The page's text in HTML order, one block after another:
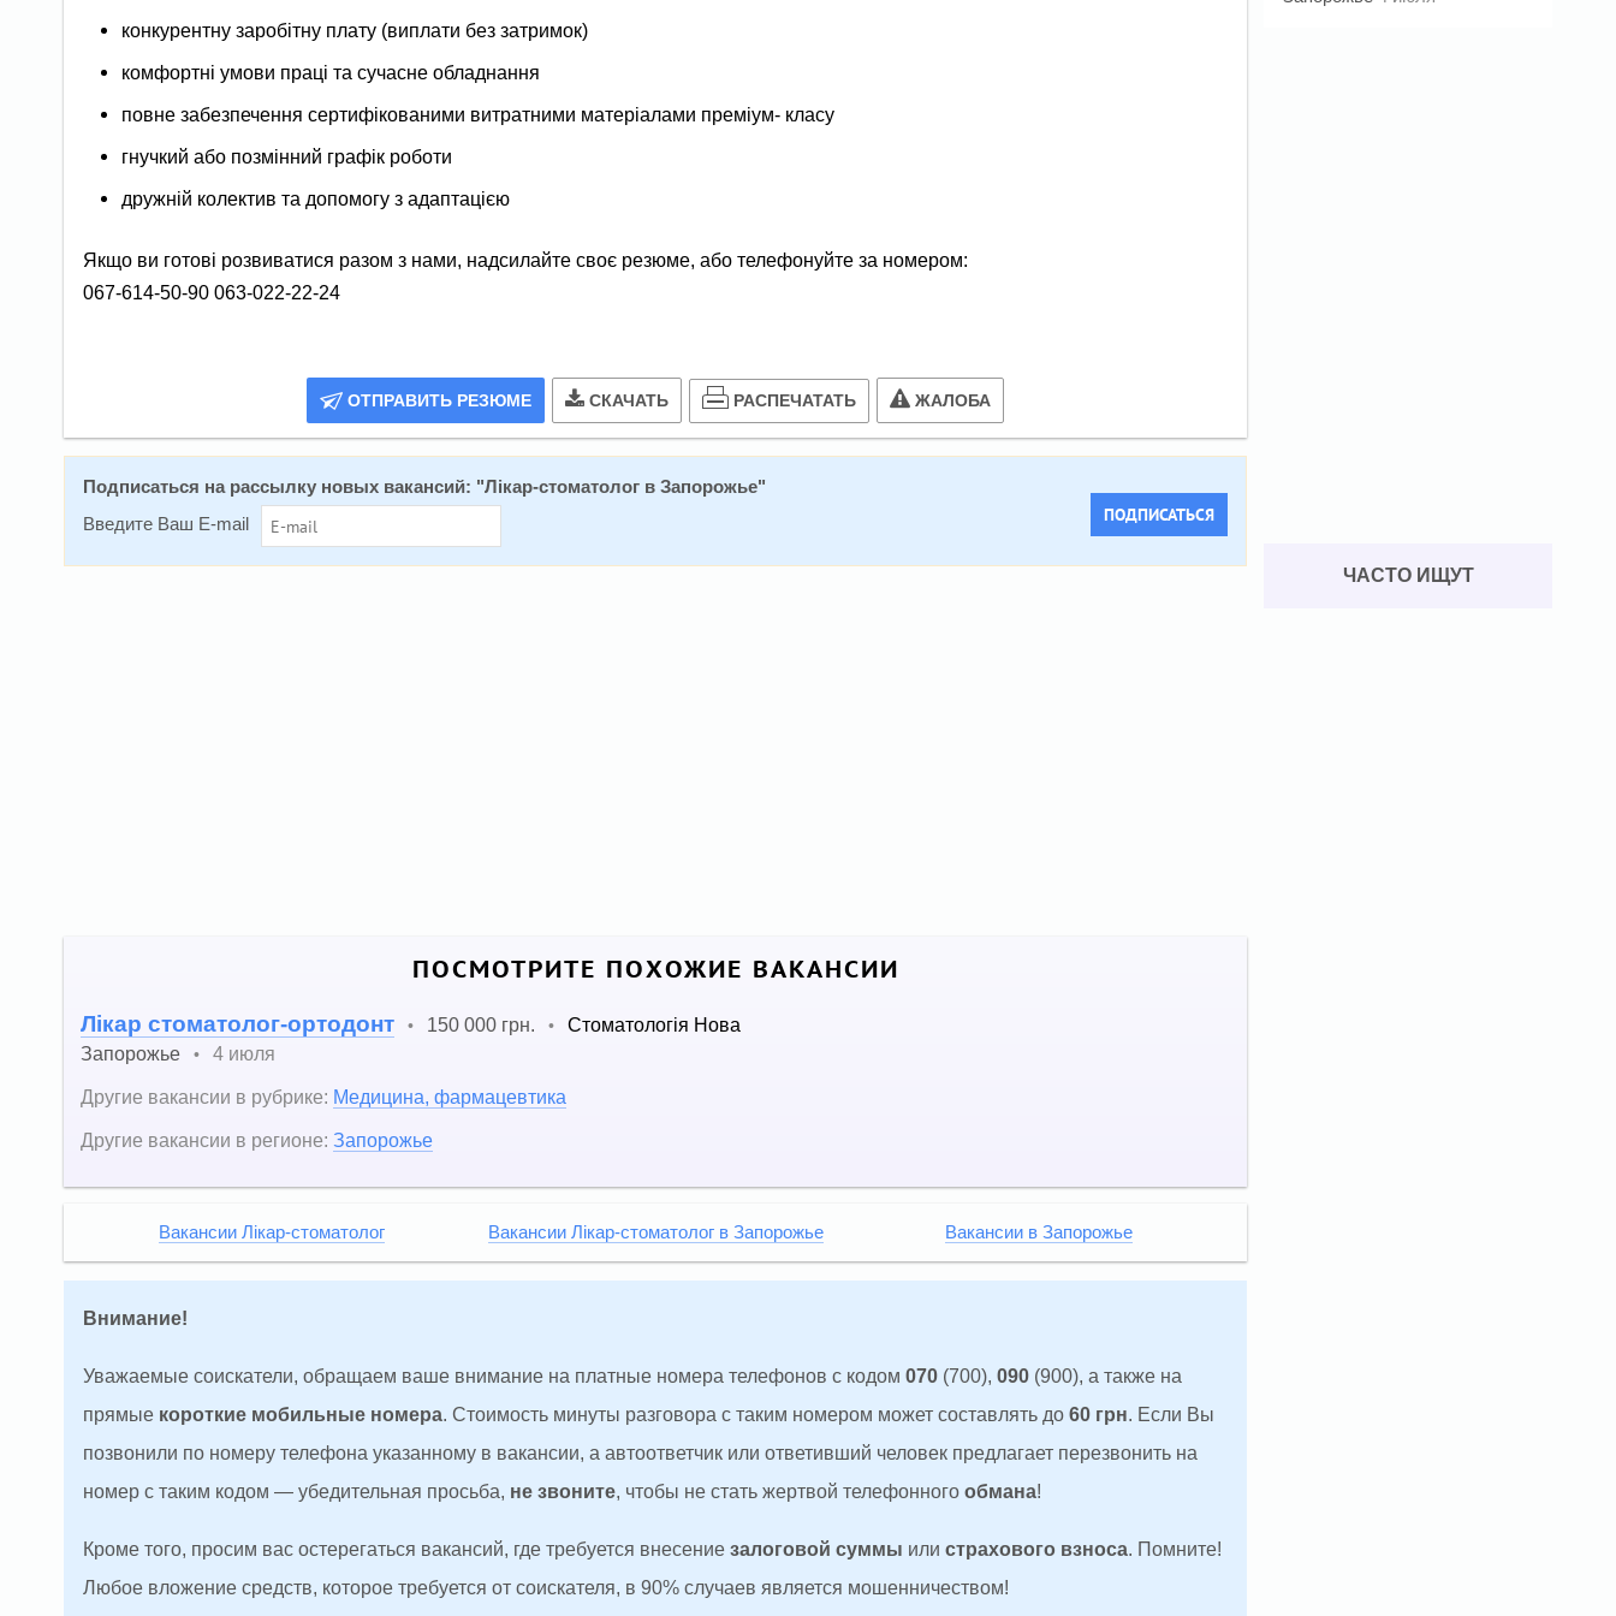
конкурентну заробітну плату (виплати без затримок)
комфортні умови праці та сучасне обладнання
повне забезпечення сертифікованими витратними матеріалами преміум- класу
гнучкий або позмінний графік роботи
дружній колектив та допомогу з адаптацією
Якщо ви готові розвиватися разом з нами, надсилайте своє резюме, або телефонуйте за номером:
067-614-50-90 063-022-22-24
ОТПРАВИТЬ РЕЗЮМЕ СКАЧАТЬ РАСПЕЧАТАТЬ ЖАЛОБА
Подписаться на расcылку новых вакансий: "Лікар-стоматолог в Запорожье"
Введите Ваш E-mail
ПОДПИСАТЬСЯ
ПОСМОТРИТЕ ПОХОЖИЕ ВАКАНСИИ
Лікар стоматолог-ортодонт • 150 000 грн. •
Стоматологія Нова
Запорожье
•
4 июля
Другие вакансии в рубрике: Медицина, фармацевтика
Другие вакансии в регионе: Запорожье
Вакансии Лікар-стоматолог Вакансии Лікар-стоматолог в Запорожье Вакансии в Запорожье
Внимание!
Уважаемые соискатели, обращаем ваше внимание на платные номера телефонов с кодом 070 (700), 090 (900), а также на
прямые короткие мобильные номера. Стоимость минуты разговора с таким номером может составлять до 60 грн. Если Вы
позвонили по номеру телефона указанному в вакансии, а автоответчик или ответивший человек предлагает перезвонить на
номер с таким кодом — убедительная просьба, не звоните, чтобы не стать жертвой телефонного обмана!
Кроме того, просим вас остерегаться вакансий, где требуется внесение залоговой суммы или страхового взноса. Помните!
Любое вложение средств, которое требуется от соискателя, в 90% случаев является мошенничеством!
ЧАСТО ИЩУТ